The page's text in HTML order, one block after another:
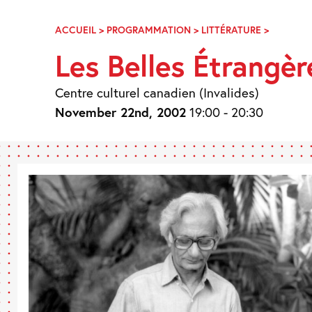
NavigationACCUEIL > PROGRAMMATION > LITTÉRATURE >LES
Les Belles
Centre culturel canadien (Invalides)
November 22nd, 2002 19:00 - 20:30